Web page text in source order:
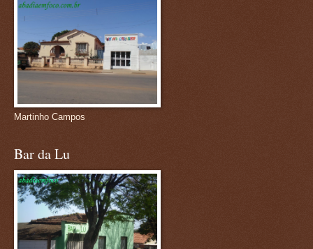
Martinho Campos
Bar da Lu